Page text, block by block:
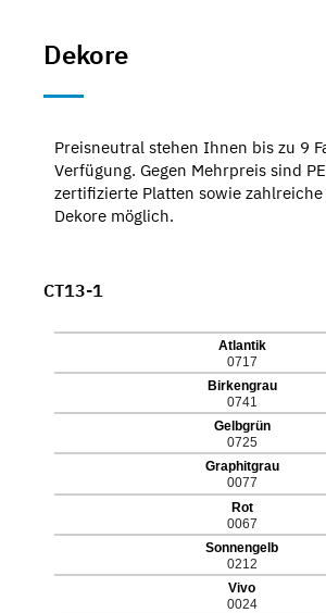
Dekore
Preisneutral stehen Ihnen bis zu 9
Verfügung. Gegen Mehrpreis sind
zertifizierte Platten sowie
Dekore möglich.
CT13-1
Atlantik
0717
Birkengrau
0741
Gelbgrün
0725
Graphitgrau
0077
Rot
0067
Sonnengelb
0212
Vivo
0024